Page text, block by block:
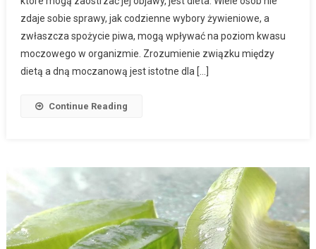
zdaje sobie sprawy, jak codzienne wybory żywieniowe, a
zwłaszcza spożycie piwa, mogą wpływać na poziom kwasu
moczowego w organizmie. Zrozumienie związku między
dietą a dną moczanową jest istotne dla […]
Continue Reading